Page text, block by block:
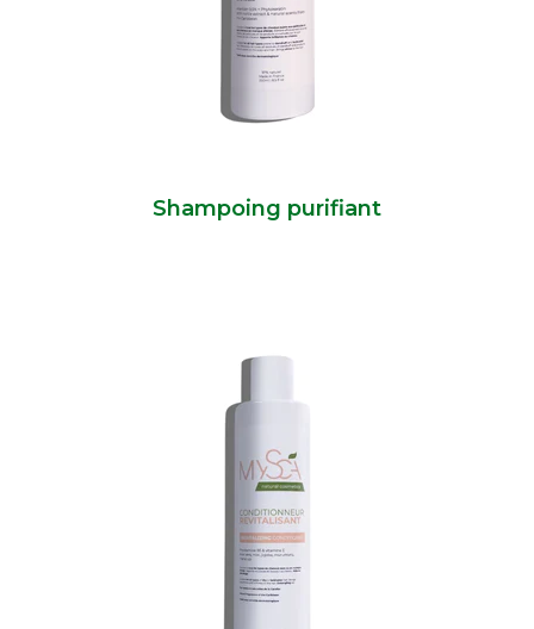
Shampoing purifiant